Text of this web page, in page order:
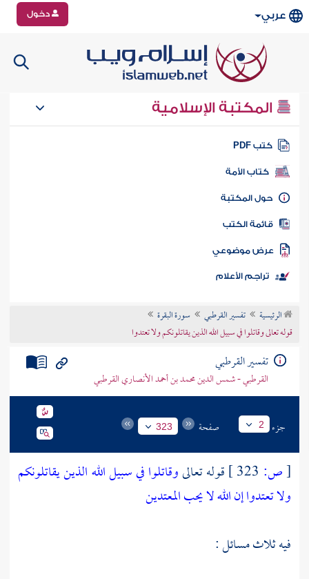
عربي دخول
المكتبة الإسلامية
كتب PDF
كتاب الأمة
المكتبة
الكتب
موضوعي
تراجم الأعلام
الرئيسية تفسير القرطبي
سورة البقرة
قوله تعالى وقاتلوا في سبيل الله الذين يقاتلونكم ولا تعتدوا
تفسير القرطبي
القرطبي - شمس الدين محمد بن أحمد الأنصاري القرطبي
جزء 2 صفحة 323
[ص: قوله تعالىوقاتلوا في سبيل الله الذين يقاتلونكم
ولا تعتدوا إن الله لا يحب المعتدين
فيه ثلاث مسائل :